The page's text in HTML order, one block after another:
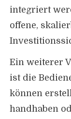
integriert
offene,
Ein weiterer
ist die
können
handhaben